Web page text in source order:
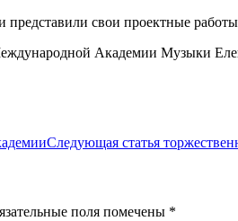
свои проектные
Академии Музыки
Следующая статья
поля помечены *